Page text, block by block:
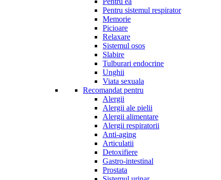
Pentru sistemul respirator
Memorie
Picioare
Relaxare
Sistemul osos
Slabire
Tulburari endocrine
Unghii
Viata sexuala
Recomandat pentru
Alergii
Alergii ale pielii
Alergii alimentare
Alergii respiratorii
Anti-aging
Articulatii
Detoxifiere
Gastro-intestinal
Prostata